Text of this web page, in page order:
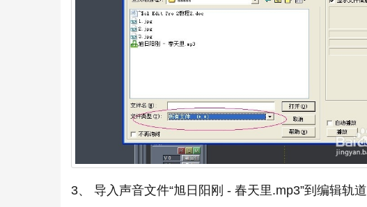
3、 导入声音文件“旭日阳刚 - 春天里.mp3”到编辑轨道